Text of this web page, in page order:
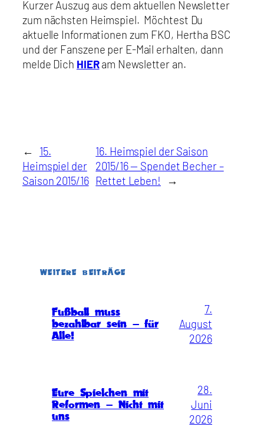
Kurzer Auszug aus dem aktuellen Newsletter
zum nächsten Heimspiel. Möchtest Du
aktuelle Informationen zum FKO, Hertha BSC
und der Fanszene per E-Mail erhalten, dann
melde Dich HIERam Newsletter an.
←
15.
Heimspiel der
Saison 2015/16
16. Heimspiel der Saison
2015/16 — Spendet Becher –
Rettet Leben!
→
WEITERE BEITRÄGE
Fußball muss
bezahlbar sein – für
Alle!
7.
August
2026
Eure Spielchen mit
Reformen – Nicht mit
uns
28.
Juni
2026